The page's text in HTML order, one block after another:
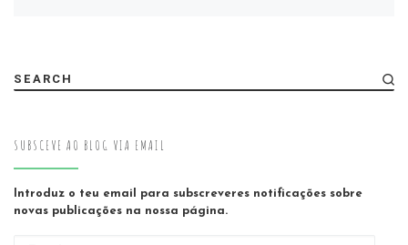
SEARCH
SUBSCEVE AO BLOG VIA EMAIL
Introduz o teu email para subscreveres notificações sobre
novas publicações na nossa página.